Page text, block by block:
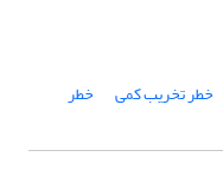
خطر تخریب کمی خطر